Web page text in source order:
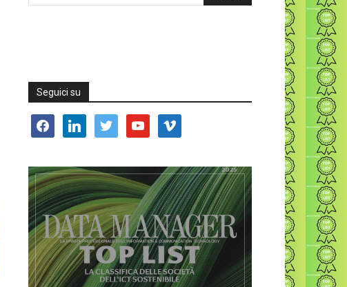
Seguici su
facebooklinkedin twitter youtube vimeo